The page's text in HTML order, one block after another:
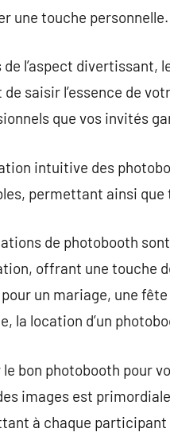
une touche personnelle.
de l’aspect divertissant,
saisir l’essence de
que vos invités
intuitive des
permettant ainsi
de photobooth
offrant une touche
un mariage, une
la location d’un
le bon photobooth pour
images est
à chaque